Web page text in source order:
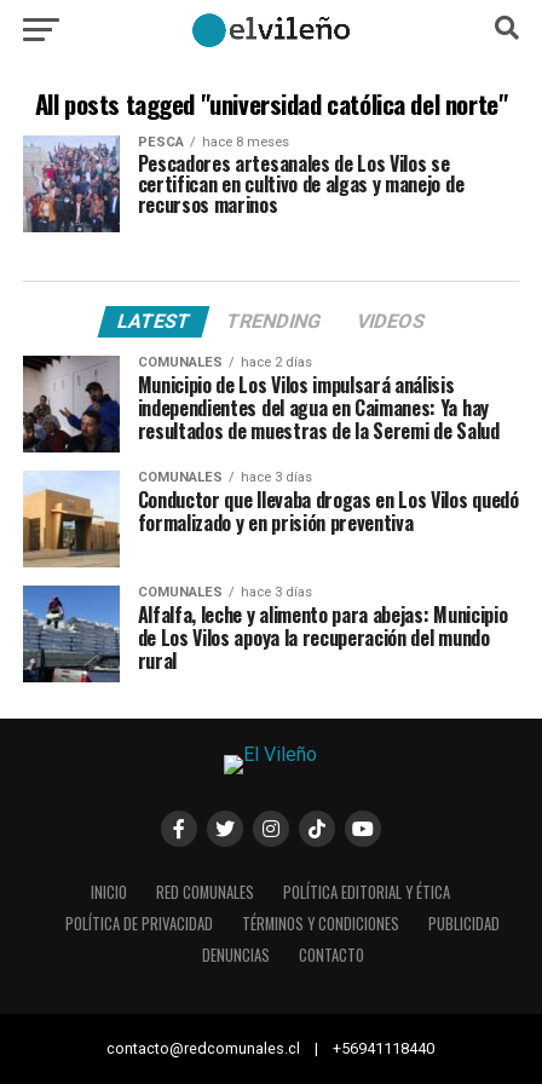
All posts tagged "universidad católica del norte"
PESCA hace 8 meses
Pescadores artesanales de Los Vilos se
certifican en cultivo de algas y manejo de
recursos marinos
LATEST TRENDING VIDEOS
COMUNALES hace 2 días
Municipio de Los Vilos impulsará análisis
independientes del agua en Caimanes: Ya hay
resultados de muestras de la Seremi de Salud
COMUNALES hace 3 días
Conductor que llevaba drogas en Los Vilos quedó
formalizado y en prisión preventiva
COMUNALES hace 3 días
Alfalfa, leche y alimento para abejas: Municipio
de Los Vilos apoya la recuperación del mundo
rural
INICIO RED COMUNALES
POLÍTICA EDITORIAL Y ÉTICA
POLÍTICA DE PRIVACIDAD
TÉRMINOS Y CONDICIONES
PUBLICIDAD
DENUNCIAS
CONTACTO
contacto@redcomunales.cl | +56941118440